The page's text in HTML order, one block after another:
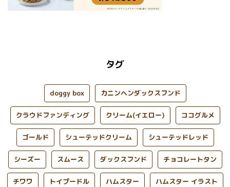
タグ
doggy box カニンヘンダックスフンド
クラウドファンディング クリーム(イエロー) ココグルメ
ゴールド シューテッドクリーム シューテッドレッド
シーズー スムース ダックスフンド チョコレートタン
チワワ トイプードル ハムスター ハムスター イラスト